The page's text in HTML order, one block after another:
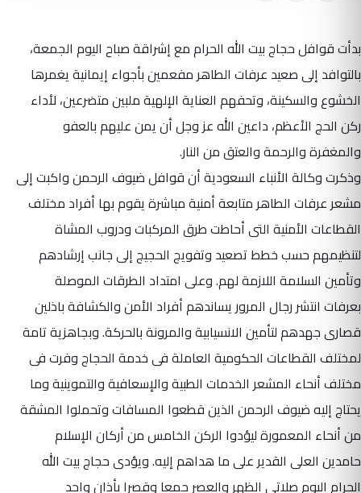
بدأت قوافل حجاج بيت الله الحرام مع إشراقة صباح اليوم الجمعة،
بالتوافد إلى صعيد عرفات الطاهر مفعمين بأجواء إيمانية يغمرها
الخشوع والسكينة، وتحفهم العناية الإلهية ملبين متضرعين، لأداء
ركن الحج الأعظم، داعين الله عز وجل أن يمن عليهم بالعفو
والمغفرة والرحمة والعتق من النار.
وذكرت وكالة الأنباء السعودية أن قوافل ضيوف الرحمن واكبت إلى
مشعر عرفات الطاهر متابعة أمنية مباشرة يقوم بها أفراد مختلف
القطاعات الأمنية التى أحاطت طرق المركبات ودروب المشاة
لتنظيمهم حسب خطط تصعيد وتفويج الحجيج إلى جانب إرشادهم
وتأمين السلامة اللازمة لهم. وعلى امتداد الطرقات الموصلة
بعرفات انتشر رجال المرور يساندهم أفراد الأمن والكشافة باذلين
قصارى جهدهم لتأمين الانسيابية والمرونة بالحركة. وبجاهزية تامة
لمختلف القطاعات الحكومية العاملة فى خدمة الحجاج وفرت فى
مختلف أنحاء المشعر الخدمات الطبية والإسعافية والتموينية وما
يحتاج إليه ضيوف الرحمن الذين قطعوا المسافات وتحملوا المشقة
من أنحاء المعمورة ليؤدوا الركن الخامس من أركان الإسلام
حامدين العلى القدير على ما هداهم إليه. ويؤدى حجاج بيت الله
الحرام اليوم صلاتى الظهر والعصر جمعا وقصرا بأذان واحد